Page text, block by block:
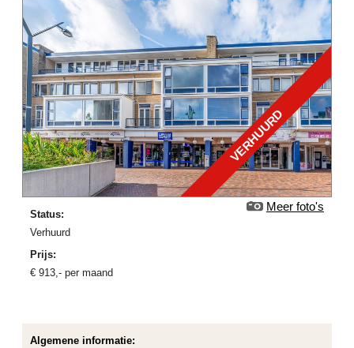
VERHUURD
Meer foto's
Status:
verhuurd
Prijs:
€913,- per maand
Algemene informatie: